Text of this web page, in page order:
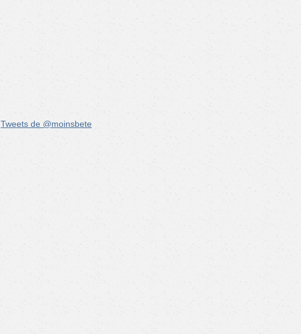
Tweets de @moinsbete